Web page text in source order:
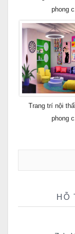
phong
Trang trí nội
phong
HỖ